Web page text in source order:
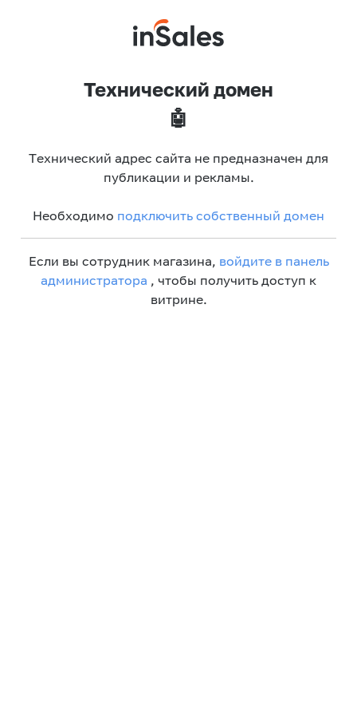
Технический домен
🤖
Технический адрес сайта не предназначен для
публикации и рекламы.
Необходимо подключить собственный домен
Если вы сотрудник магазина, войдите в панель
администратора , чтобы получить доступ к
витрине.